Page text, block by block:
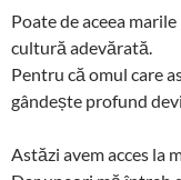
Poate de aceea
cultură adevărată.
Pentru că omul care
gândește profund
Astăzi avem acces la